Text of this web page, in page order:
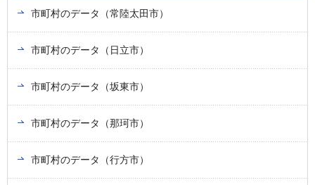
市町村のデータ（常陸太田市）
市町村のデータ（日立市）
市町村のデータ（坂東市）
市町村のデータ（那珂市）
市町村のデータ（行方市）